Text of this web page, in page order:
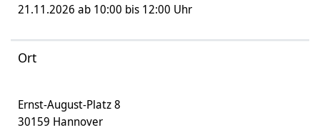
21.11.2026 ab 10:00 bis 12:00 Uhr
Ort
Ernst-August-Platz 8
30159 Hannover